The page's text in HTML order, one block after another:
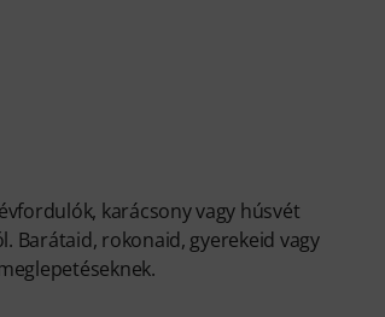
karácsony vagy húsvét
Barátaid, rokonaid, gyerekeid vagy